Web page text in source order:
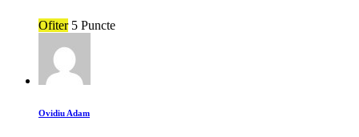
Ofiter 5 Puncte
Ovidiu Adam